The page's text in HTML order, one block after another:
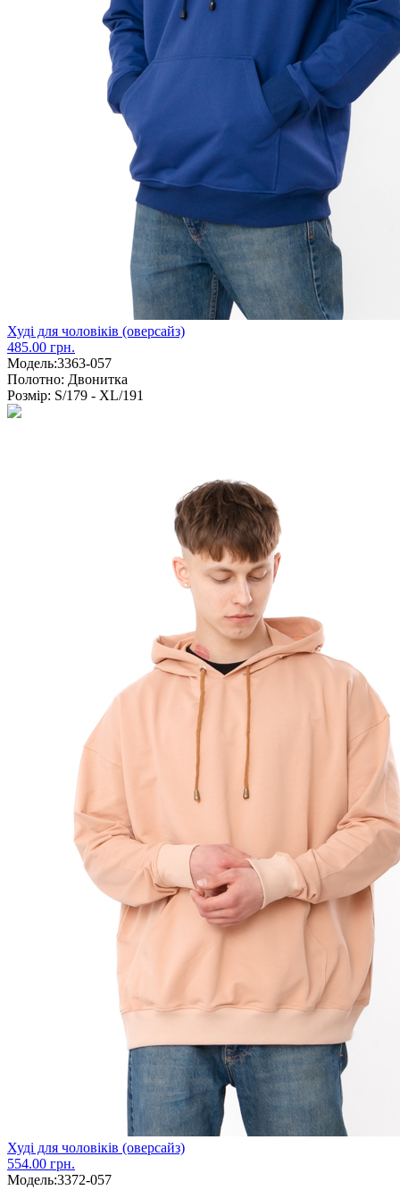
Худі для чоловіків (оверсайз)
485.00 грн.
Модель:3363-057
Полотно: Двонитка
Розмір: S/179 - XL/191
Худі для чоловіків (оверсайз)
554.00 грн.
Модель:3372-057